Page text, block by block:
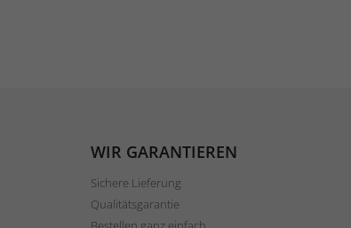
WIR GARANTIEREN
Sichere Lieferung
Qualitätsgarantie